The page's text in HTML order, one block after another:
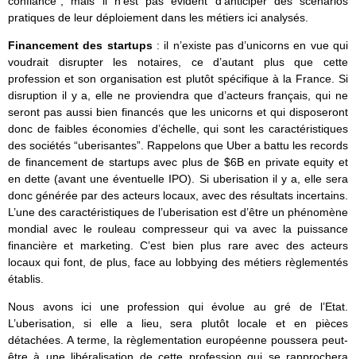
pratiques de leur déploiement dans les métiers ici analysés.
Financement des startups : il n’existe pas d’unicorns en vue qui
voudrait disrupter les notaires, ce d’autant plus que cette
profession et son organisation est plutôt spécifique à la France. Si
disruption il y a, elle ne proviendra que d’acteurs français, qui ne
seront pas aussi bien financés que les unicorns et qui disposeront
donc de faibles économies d’échelle, qui sont les caractéristiques
des sociétés “uberisantes”. Rappelons que Uber a battu les records
de financement de startups avec plus de $6B en private equity et
en dette (avant une éventuelle IPO). Si uberisation il y a, elle sera
donc générée par des acteurs locaux, avec des résultats incertains.
L’une des caractéristiques de l’uberisation est d’être un phénomène
mondial avec le rouleau compresseur qui va avec la puissance
financière et marketing. C’est bien plus rare avec des acteurs
locaux qui font, de plus, face au lobbying des métiers règlementés
établis.
Nous avons ici une profession qui évolue au gré de l’Etat.
L’uberisation, si elle a lieu, sera plutôt locale et en pièces
détachées. A terme, la règlementation européenne poussera peut-